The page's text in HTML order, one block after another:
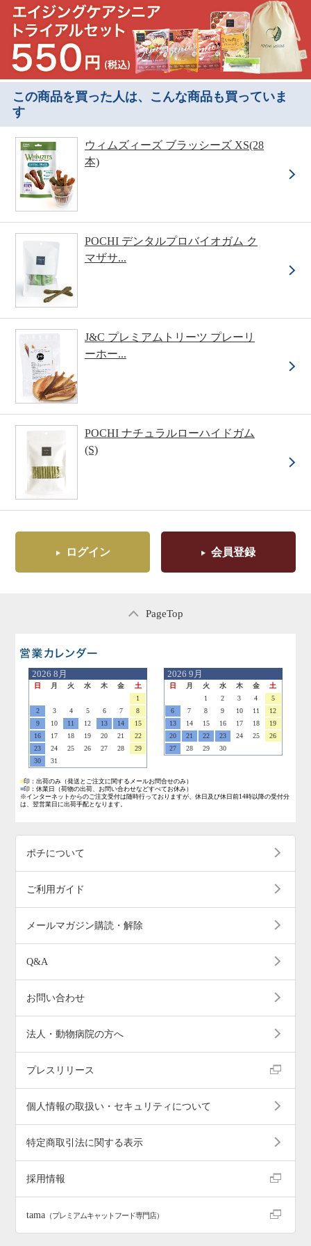
この商品を買った人は、こんな商品も買っていま
す
ウィムズィーズ ブラッシーズ XS(28
本)
POCHI デンタルプロバイオガム ク
マザサ...
J&C プレミアムトリーツ プレーリ
ーホー...
POCHI ナチュラルローハイドガム
(S)
ログイン 会員登録
PageTop
2026 8月
日 月 火 水 木 金
土
1
2
3 4 5 6 7
8
9
10 11 12 13 14
15
16
17 18 19 20 21
22
23
24 25 26 27 28
29
30
31
2026 9月
日 月 火 水 木 金
土
1
2 3 4
5
6
7 8 9 10 11
12
13
14 15 16 17 18
19
20
21 22 23 24 25
26
27
28 29 30
■印：出荷のみ （発送とご注文に関するメールお問合せのみ）
■印：休業日
（荷物の出荷、お問い合わせなどすべてお休み）
※インターネットからのご注文受付は随時行っておりますが、休日及び休日前14時以降の受付分
は、翌営業日に出荷手配となります。
ポチについて
ご利用ガイド
メールマガジン購読・解除
Q&A
お問い合わせ
法人・動物病院の方へ
プレスリリース
個人情報の取扱い・セキュリティについて
特定商取引法に関する表示
採用情報
tama （プレミアムキャットフード専門店）